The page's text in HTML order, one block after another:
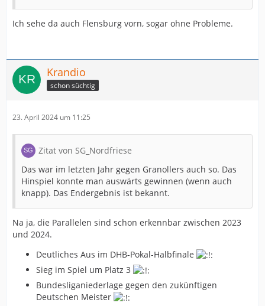
Ich sehe da auch Flensburg vorn, sogar ohne Probleme.
Krandio
schon süchtig
23. April 2024 um 11:25
Zitat von SG_Nordfriese
Das war im letzten Jahr gegen Granollers auch so. Das
Hinspiel konnte man auswärts gewinnen (wenn auch
knapp). Das Endergebnis ist bekannt.
Na ja, die Parallelen sind schon erkennbar zwischen 2023
und 2024.
Deutliches Aus im DHB-Pokal-Halbfinale
Sieg im Spiel um Platz 3
Bundesliganiederlage gegen den zukünftigen
Deutschen Meister